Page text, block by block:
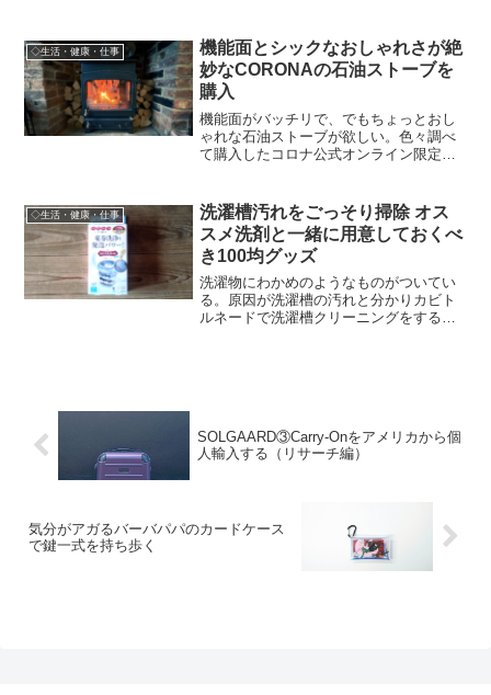
ましょう。
◇生活・健康・仕事
機能面とシックなおしゃれさが絶
妙なCORONAの石油ストーブを
購入
機能面がバッチリで、でもちょっとおし
ゃれな石油ストーブが欲しい。色々調べ
て購入したコロナ公式オンライン限定モ
◇生活・健康・仕事
洗濯槽汚れをごっそり掃除 オス
スメ洗剤と一緒に用意しておくべ
き100均グッズ
洗濯物にわかめのようなものがついてい
る。原因が洗濯槽の汚れと分かりカビト
ルネードで洗濯槽クリーニングをするこ
SOLGAARD③Carry-Onをアメリカから個
人輸入する（リサーチ編）
気分がアガるバーバパパのカードケース
で鍵一式を持ち歩く